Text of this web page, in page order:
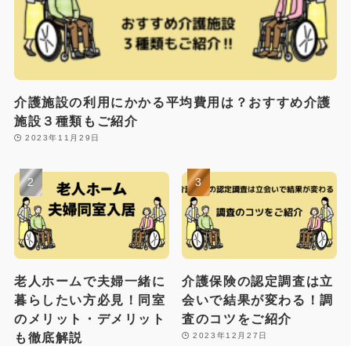
介護施設の利用にかかる平均費用は？おすすめ介護
施設３種類もご紹介
2023年11月29日
老人ホームで夫婦一緒に
暮らしたい方必見！同室
のメリット・デメリット
も徹底解説
介護保険の認定調査は立
会いで結果が変わる！調
査のコツをご紹介
2023年12月27日